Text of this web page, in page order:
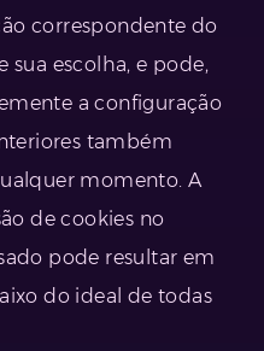
correspondente do
sua escolha, e pode,
a configuração
também
momento. A
de cookies no
pode resultar em
do ideal de todas